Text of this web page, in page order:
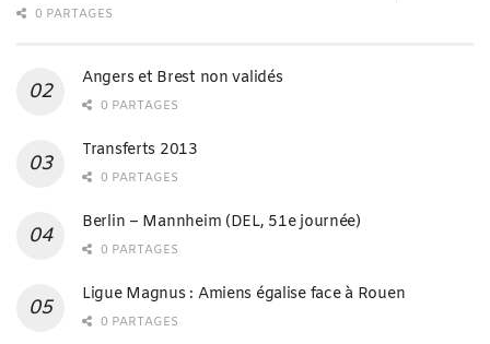
0 PARTAGES
Angers et Brest non validés
0 PARTAGES
Transferts 2013
0 PARTAGES
Berlin – Mannheim (DEL, 51e journée)
0 PARTAGES
Ligue Magnus : Amiens égalise face à Rouen
0 PARTAGES